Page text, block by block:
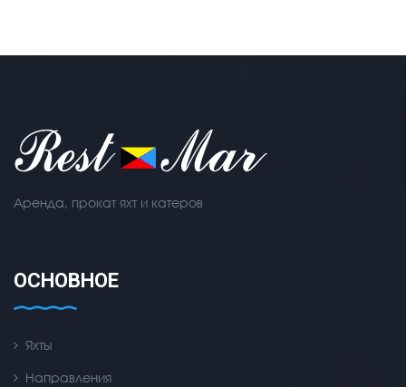
Аренда, прокат яхт и катеров
ОСНОВНОЕ
Яхты
Направления